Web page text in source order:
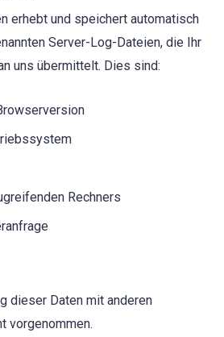
erhebt und speichert automatisch
Server-Log-Dateien, die Ihr
uns übermittelt. Dies sind:
Rechners
dieser Daten mit anderen
vorgenommen.